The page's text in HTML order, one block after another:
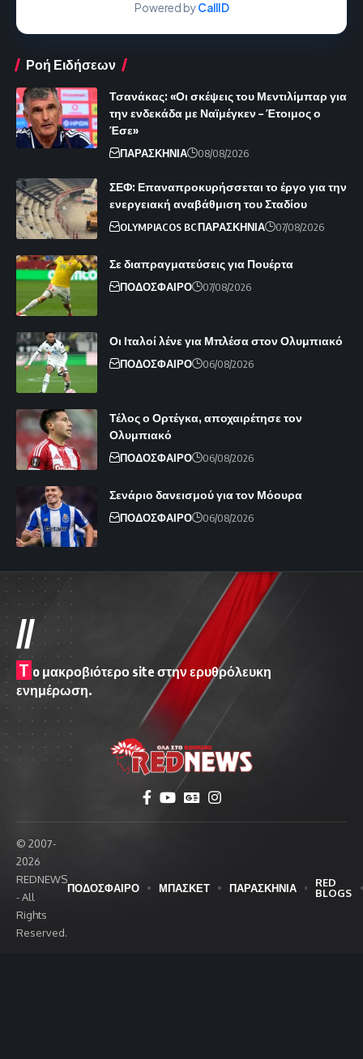
Powered byCallID
Ροή Ειδήσεων
Τσανάκας: «Οι σκέψεις του Μεντιλίμπαρ για
την ενδεκάδα με Ναϊμέγκεν – Έτοιμος ο
Έσε»
ΠΑΡΑΣΚΗΝΙΑ 08/08/2026
ΣΕΦ: Επαναπροκυρήσσεται το έργο για την
ενεργειακή αναβάθμιση του Σταδίου
OLYMPIACOS BCΠΑΡΑΣΚΗΝΙΑ 07/08/2026
Σε διαπραγματεύσεις για Πουέρτα
ΠΟΔΟΣΦΑΙΡΟ 07/08/2026
Οι Ιταλοί λένε για Μπλέσα στον Ολυμπιακό
ΠΟΔΟΣΦΑΙΡΟ 06/08/2026
Τέλος ο Ορτέγκα, αποχαιρέτησε τον
Ολυμπιακό
ΠΟΔΟΣΦΑΙΡΟ 06/08/2026
Σενάριο δανεισμού για τον Μόουρα
ΠΟΔΟΣΦΑΙΡΟ 06/08/2026
//
T o μακροβιότερο site στην ερυθρόλευκη
ενημέρωση.
© 2007-
2026
REDNEWS
- All
Rights
Reserved.
ΠΟΔΟΣΦΑΙΡΟ ΜΠΑΣΚΕΤ ΠΑΡΑΣΚΗΝΙΑ
RED
BLOGS